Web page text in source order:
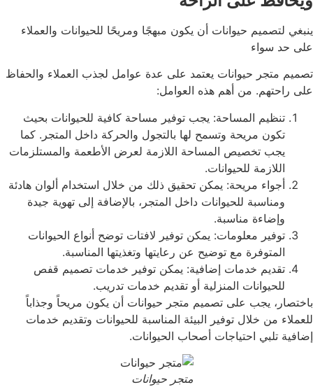
ينبغي لتصميم حيوانات أن يكون مبهجًا ومريحًا للحيوانات والعملاء
على حد سواء
تصميم متجر حيوانات يعتمد على عدة عوامل لجذب العملاء والحفاظ
على راحتهم. من أهم هذه العوامل:
تنظيم المساحة: يجب توفير مساحة كافية للحيوانات بحيث
تكون مريحة وتسمح لها بالتجول والحركة داخل المتجر. كما
يجب تخصيص المساحة اللازمة لعرض الأطعمة والمستلزمات
اللازمة للحيوانات.
أجواء مريحة: يمكن تحقيق ذلك من خلال استخدام ألوان هادئة
ومناسبة للحيوانات داخل المتجر، بالإضافة إلى تهوية جيدة
وإضاءة مناسبة.
توفير معلومات: يمكن توفير لافتات توضح أنواع الحيوانات
المتوفرة مع توضيح عن رعايتها وتغذيتها المناسبة.
تقديم خدمات إضافية: يمكن توفير خدمات تصميم قفص
للحيوانات المنزلية أو تقديم خدمات تدريب.
باختصار، يجب على تصميم متجر حيوانات أن يكون مريحاً وجذاباً
للعملاء من خلال توفير البيئة المناسبة للحيوانات وتقديم خدمات
إضافية تلبي احتياجات أصحاب الحيوانات.
متجر حيوانات